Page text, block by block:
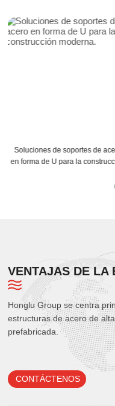
¿Cómo pueden las correas
mejorar la estructura de
VENTAJAS DE LA
Honglu Group se centra
estructuras de acero de
prefabricada.
CONTÁCTENOS